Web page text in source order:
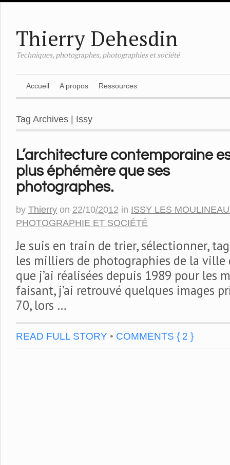
Thierry Dehesdin
Techniques, photographes, photographies et société
Accueil A propos Ressources
Tag Archives | Issy
L’architecture contemporaine
plus éphémère que ses
photographes.
by Thierry on 22/10/2012 in ISSY LES
PHOTOGRAPHIE ET SOCIÉTÉ
Je suis en train de trier, sélectionner,
les milliers de photographies de la ville
que j’ai réalisées depuis 1989 pour les
faisant, j’ai retrouvé quelques images
70, lors …
READ FULL STORY • COMMENTS { 2 }